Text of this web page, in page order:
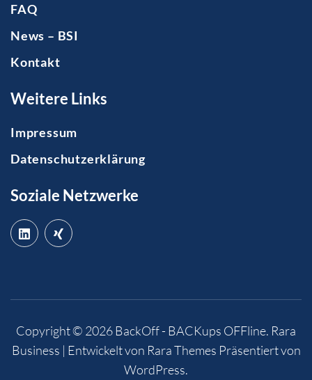
FAQ
News – BSI
Kontakt
Weitere Links
Impressum
Datenschutzerklärung
Soziale Netzwerke
Copyright © 2026BackOff - BACKups OFFline. Rara
Business | Entwickelt von Rara Themes Präsentiert von
WordPress.